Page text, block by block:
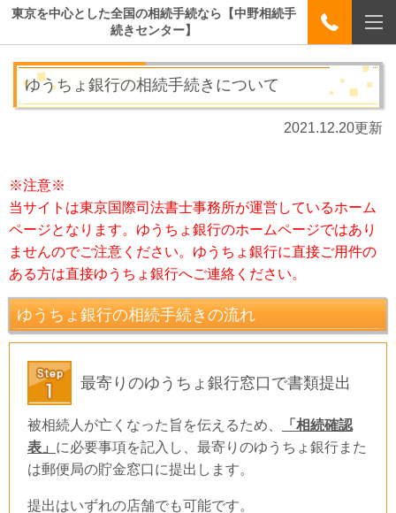
東京を中心とした全国の相続手続なら【中野相続手
続きセンター】
ゆうちょ銀行の相続手続きについて
2021.12.20更新
※注意※
当サイトは東京国際司法書士事務所が運営しているホーム
ページとなります。ゆうちょ銀行のホームページではあり
ませんのでご注意ください。ゆうちょ銀行に直接ご用件の
ある方は直接ゆうちょ銀行へご連絡ください。
ゆうちょ銀行の相続手続きの流れ
最寄りのゆうちょ銀行窓口で書類提出
被相続人が亡くなった旨を伝えるため、
「相続確認
表」 に必要事項を記入し、最寄りのゆうちょ銀行また
は郵便局の貯金窓口に提出します。
提出はいずれの店舗でも可能です。